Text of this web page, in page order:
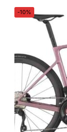
-10%